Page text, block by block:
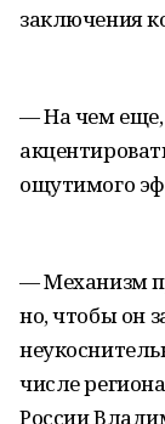
заключения
— На чем еще,
ощутимого
— Механизм
но, чтобы он
числе
России